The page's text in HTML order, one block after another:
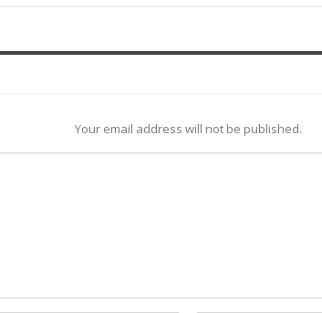
Your email address will not be published.